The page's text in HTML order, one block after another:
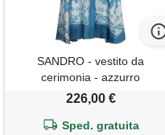
SANDRO - vestito da
cerimonia - azzurro
226,00 €
Sped. gratuita